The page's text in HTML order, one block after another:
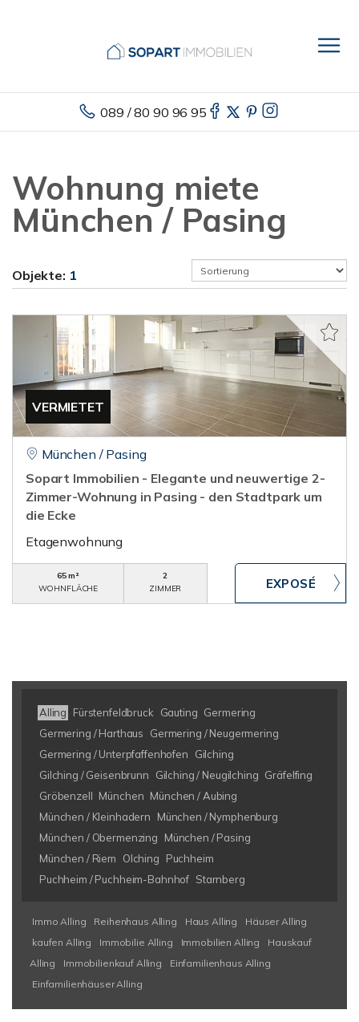
089 / 80 90 96 95
Wohnung miete
München / Pasing
Objekte: 1
VERMIETET
München / Pasing
Sopart Immobilien - Elegante und neuwertige 2-
Zimmer-Wohnung in Pasing - den Stadtpark um
die Ecke
Etagenwohnung
65 m²
WOHNFLÄCHE
2
ZIMMER
Alling Fürstenfeldbruck Gauting Germering
Germering / Harthaus
Germering / Neugermering
Germering / Unterpfaffenhofen
Gilching
Gilching / Geisenbrunn
Gilching / Neugilching Gräfelfing
Gröbenzell München München / Aubing
München / Kleinhadern
München / Nymphenburg
München / Obermenzing
München / Pasing
München / Riem
Olching
Puchheim
Puchheim / Puchheim-Bahnhof Starnberg
Immo Alling Reihenhaus Alling Haus Alling
Häuser Alling
kaufen Alling
Immobilie Alling Immobilien Alling
Hauskauf
Alling
Immobilienkauf Alling
Einfamilienhaus Alling
Einfamilienhäuser Alling